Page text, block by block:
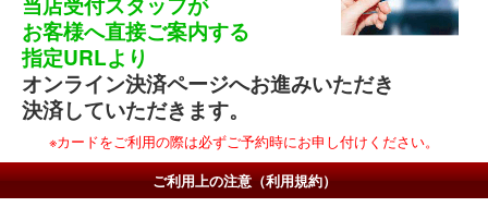
お客様へ直接ご案内する
指定URLより
オンライン決済ページへお進みいただき
決済していただきます。
※カードをご利用の際は必ずご予約時にお申し付けください。
ご利用上の注意（利用規約）